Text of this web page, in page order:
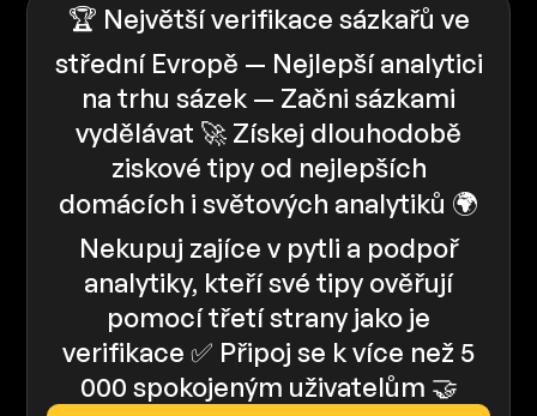
🏆 Největší verifikace sázkařů ve
střední Evropě — Nejlepší analytici
na trhu sázek — Začni sázkami
vydělávat 🚀 Získej dlouhodobě
ziskové tipy od nejlepších
domácích i světových analytiků 🌍
Nekupuj zajíce v pytli a podpoř
analytiky, kteří své tipy ověřují
pomocí třetí strany jako je
verifikace ✅️️ Připoj se k více než 5
000 spokojeným uživatelům 🤝